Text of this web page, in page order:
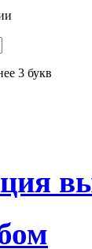
3 букв